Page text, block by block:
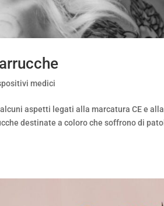
medici
aspetti legati alla marcatura CE e
destinate a coloro che soffrono di